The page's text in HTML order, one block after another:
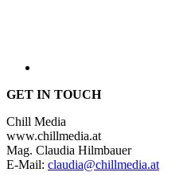
GET IN TOUCH
Chill Media
www.chillmedia.at
Mag. Claudia Hilmbauer
E-Mail: claudia@chillmedia.at